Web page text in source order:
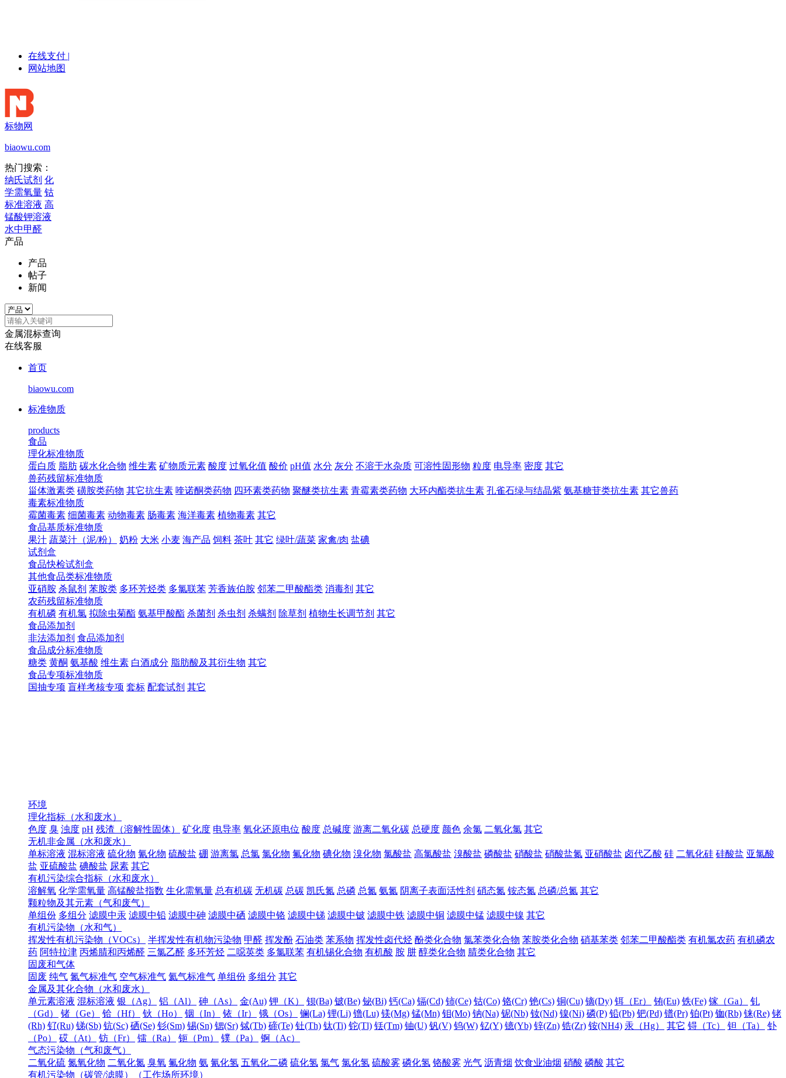
在线支付 |
网站地图
标物网
biaowu.com
热门搜索：
纳氏试剂 化
学需氧量 钴
标准溶液 高
锰酸钾溶液
水中甲醛
产品
产品
帖子
新闻
金属混标查询
在线客服
首页
biaowu.com
标准物质
products
食品
理化标准物质
蛋白质 脂肪 碳水化合物 维生素 矿物质元素 酸度 过氧化值 酸价 pH值 水分 灰分 不溶于水杂质 可溶性固形物 粒度 电导率 密度 其它
兽药残留标准物质
甾体激素类 磺胺类药物 其它抗生素 喹诺酮类药物 四环素类药物 聚醚类抗生素 青霉素类药物 大环内酯类抗生素 孔雀石绿与结晶紫 氨基糖苷类抗生素 其它兽药
毒素标准物质
霉菌毒素 细菌毒素 动物毒素 肠毒素 海洋毒素 植物毒素 其它
食品基质标准物质
果汁 蔬菜汁（泥/粉） 奶粉 大米 小麦 海产品 饲料 茶叶 其它 绿叶/蔬菜 家禽/肉 盐碘
试剂盒
食品快检试剂盒
其他食品类标准物质
亚硝胺 杀鼠剂 苯胺类 多环芳烃类 多氯联苯 芳香族伯胺 邻苯二甲酸酯类 消毒剂 其它
农药残留标准物质
有机磷 有机氯 拟除虫菊酯 氨基甲酸酯 杀菌剂 杀虫剂 杀螨剂 除草剂 植物生长调节剂 其它
食品添加剂
非法添加剂 食品添加剂
食品成分标准物质
糖类 黄酮 氨基酸 维生素 白酒成分 脂肪酸及其衍生物 其它
食品专项标准物质
国抽专项 盲样考核专项 套标 配套试剂 其它
环境
理化指标（水和废水）
色度 臭 浊度 pH 残渣（溶解性固体） 矿化度 电导率 氧化还原电位 酸度 总碱度 游离二氧化碳 总硬度 颜色 余氯 二氧化氯 其它
无机非金属（水和废水）
单标溶液 混标溶液 硫化物 氰化物 硫酸盐 硼 游离氯 总氯 氯化物 氟化物 碘化物 溴化物 氯酸盐 高氯酸盐 溴酸盐 磷酸盐 硝酸盐 硝酸盐氮 亚硝酸盐 卤代乙酸 硅 二氧化硅 硅酸盐 亚氯酸
盐 亚硫酸盐 碘酸盐 尿素 其它
有机污染综合指标（水和废水）
溶解氧 化学需氧量 高锰酸盐指数 生化需氧量 总有机碳 无机碳 总碳 凯氏氮 总磷 总氮 氨氮 阴离子表面活性剂 硝态氮 铵态氮 总磷/总氮 其它
颗粒物及其元素（气和废气）
单组份 多组分 滤膜中汞 滤膜中铅 滤膜中砷 滤膜中硒 滤膜中铬 滤膜中锑 滤膜中铍 滤膜中铁 滤膜中铜 滤膜中锰 滤膜中镍 其它
有机污染物（水和气）
挥发性有机污染物（VOCs）
半挥发性有机物污染物 甲醛 挥发酚 石油类 苯系物 挥发性卤代烃 酚类化合物 氯苯类化合物 苯胺类化合物 硝基苯类 邻苯二甲酸酯类 有机氯农药 有机磷农
药 阿特拉津 丙烯腈和丙烯醛 三氯乙醛 多环芳烃 二噁英类 多氯联苯 有机锡化合物 有机酸 胺 肼 醇类化合物 腈类化合物 其它
固废和气体
固废 纯气 氮气标准气 空气标准气 氦气标准气 单组份 多组分 其它
金属及其化合物（水和废水）
单元素溶液 混标溶液 银（Ag） 铝（Al） 砷（As） 金(Au) 钾（K） 钡(Ba) 铍(Be) 铋(Bi) 钙(Ca) 镉(Cd) 铈(Ce) 钴(Co) 铬(Cr) 铯(Cs) 铜(Cu) 镝(Dy) 铒（Er） 铕(Eu) 铁(Fe) 镓（Ga）
钆
（Gd）
锗（Ge） 铪（Hf） 钬（Ho） 铟（In） 铱（Ir） 锇（Os） 镧(La) 锂(Li) 镥(Lu) 镁(Mg) 锰(Mn) 钼(Mo) 钠(Na) 铌(Nb) 钕(Nd) 镍(Ni) 磷(P) 铅(Pb) 钯(Pd) 镨(Pr) 铂(Pt) 铷(Rb) 铼(Re) 铑
(Rh) 钌(Ru) 锑(Sb) 钪(Sc) 硒(Se) 钐(Sm) 锡(Sn) 锶(Sr) 铽(Tb) 碲(Te) 钍(Th) 钛(Ti) 铊(Tl) 铥(Tm) 铀(U) 钒(V) 钨(W) 钇(Y) 镱(Yb) 锌(Zn) 锆(Zr) 铵(NH4) 汞（Hg） 其它 锝（Tc） 钽（Ta）
钋
（Po）
砹（At） 钫（Fr） 镭（Ra） 钷（Pm） 镤（Pa）
锕（Ac）
气态污染物（气和废气）
二氧化硫 氮氧化物 二氧化氮 臭氧 氟化物 氨 氰化氢 五氧化二磷 硫化氢 氯气 氯化氢 硫酸雾 磷化氢 铬酸雾 光气 沥青烟 饮食业油烟 硝酸 磷酸 其它
有机污染物（碳管/滤膜）（工作场所环境）